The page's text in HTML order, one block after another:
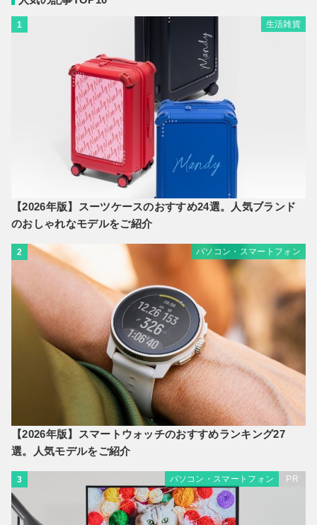
1 生活雑貨
【2026年版】スーツケースのおすすめ24選。人気ブランド
のおしゃれなモデルをご紹介
2 パソコン・スマートフォン
【2026年版】スマートウォッチのおすすめランキング27
選。人気モデルをご紹介
3 パソコン・スマートフォン PR